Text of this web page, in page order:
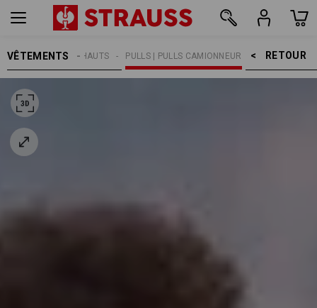
VÊTEMENTS RETOUR    >
PULLS | PULLS CAMIONNEUR
HAUTS
HOMMES